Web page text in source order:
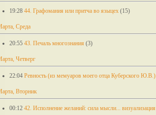
19:28 44. Графомания или притча во языцех (15)
Среда
20:55 43. Печаль многознания (3)
Четверг
22:04 Ревность (из мемуаров моего отца Куберского Ю.В.)
Вторник
00:12 42. Исполнение желаний: сила мысли... визуализация